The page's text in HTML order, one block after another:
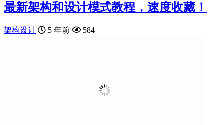
最新架构和设计模式教程，速度收藏！
架构设计 5 年前 584